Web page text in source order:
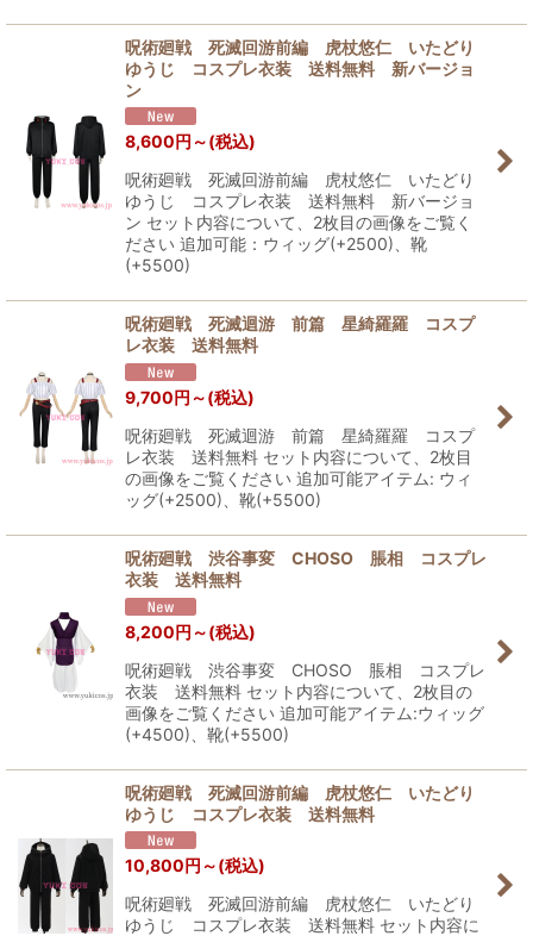
呪術廻戦 死滅回游前編 虎杖悠仁 いたどり
ゆうじ コスプレ衣装 送料無料 新バージョ
ン
8,600円 ～(税込)
呪術廻戦 死滅回游前編 虎杖悠仁 いたどり
ゆうじ コスプレ衣装 送料無料 新バージョ
ン セット内容について、2枚目の画像をご覧く
ださい 追加可能：ウィッグ(+2500)、靴
(+5500)
呪術廻戦 死滅迴游 前篇 星綺羅羅 コスプ
レ衣装 送料無料
9,700円 ～(税込)
呪術廻戦 死滅迴游 前篇 星綺羅羅 コスプ
レ衣装 送料無料 セット内容について、2枚目
の画像をご覧ください 追加可能アイテム: ウィ
ッグ(+2500)、靴(+5500)
呪術廻戦 渋谷事変 CHOSO 脹相 コスプレ
衣装 送料無料
8,200円 ～(税込)
呪術廻戦 渋谷事変 CHOSO 脹相 コスプレ
衣装 送料無料 セット内容について、2枚目の
画像をご覧ください 追加可能アイテム:ウィッグ
(+4500)、靴(+5500)
呪術廻戦 死滅回游前編 虎杖悠仁 いたどり
ゆうじ コスプレ衣装 送料無料
10,800円 ～(税込)
呪術廻戦 死滅回游前編 虎杖悠仁 いたどり
ゆうじ コスプレ衣装 送料無料 セット内容に